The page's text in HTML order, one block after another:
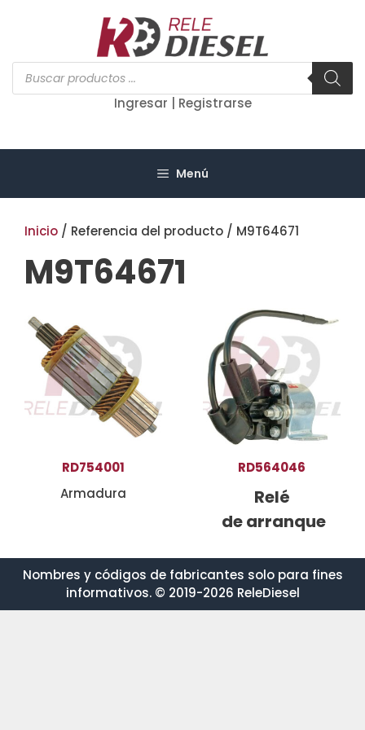
Búsqueda
de
productos
Ingresar | Registrarse
Menú
Inicio / Referencia del producto / M9T64671
M9T64671
RD754001
Armadura
RD564046
Relé
de arranque
Nombres y códigos de fabricantes solo para fines
informativos. © 2019-2026 ReleDiesel